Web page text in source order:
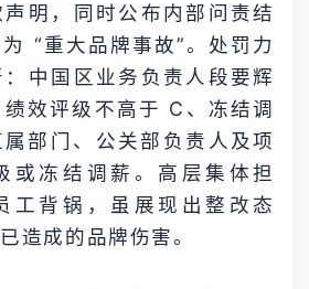
明，同时公布内部问责结
“重大品牌事故”。处罚力
中国区业务负责人段要辉
效评级不高于 C、冻结调
部门、公关部负责人及项
或冻结调薪。高层集体担
工背锅，虽展现出整改态
造成的品牌伤害。